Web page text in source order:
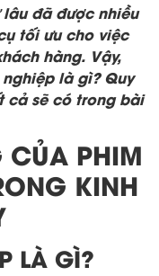
đã được nhiều
tối ưu cho việc
hàng. Vậy,
là gì? Quy
cả sẽ có trong bài
CỦA PHIM
KINH
LÀ GÌ?